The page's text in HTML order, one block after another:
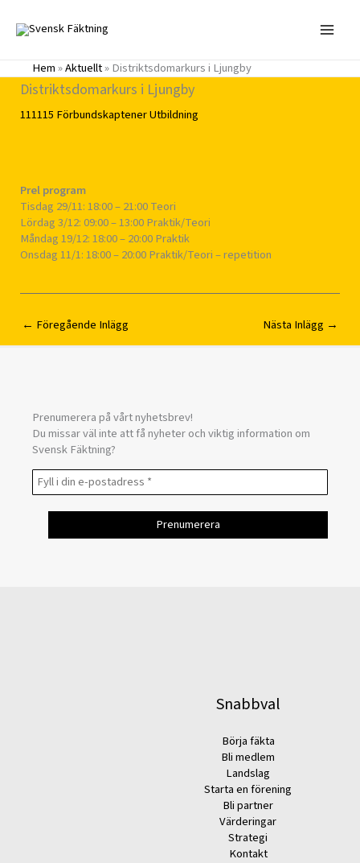
innehåll
Hem»Aktuellt»Distriktsdomarkurs i Ljungby
Distriktsdomarkurs i Ljungby
111115 FörbundskaptenerUtbildning
Prel program
Tisdag 29/11: 18:00 – 21:00 Teori
Lördag 3/12: 09:00 – 13:00 Praktik/Teori
Måndag 19/12: 18:00 – 20:00 Praktik
Onsdag 11/1: 18:00 – 20:00 Praktik/Teori – repetition
← Föregående Inlägg Nästa Inlägg →
Prenumerera på vårt nyhetsbrev!
Du missar väl inte att få nyheter och viktig information om
Svensk Fäktning?
Snabbval
Börja fäkta
Bli medlem
Landslag
Starta en förening
Bli partner
Värderingar
Strategi
Kontakt